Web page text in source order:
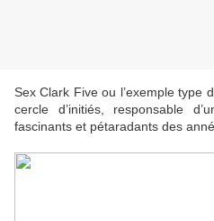
Sex Clark Five ou l’exemple type
cercle d’initiés, responsable
fascinants et pétaradants des